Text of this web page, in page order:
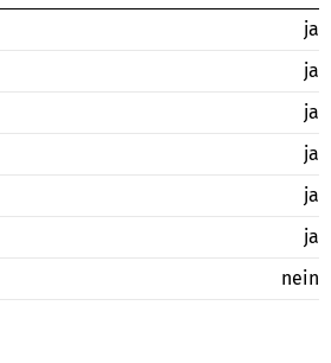
ja
ja
ja
ja
ja
ja
nein